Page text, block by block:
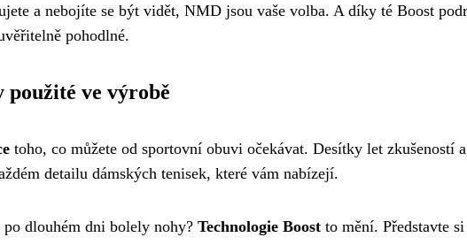
a nebojíte se být vidět, NMD jsou vaše volba. A díky té Boost
pohodlné.
použité ve výrobě
toho, co můžete od sportovní obuvi očekávat. Desítky let zkušeností
detailu dámských tenisek, které vám nabízejí.
dlouhém dni bolely nohy? Technologie Boost to mění. Představte